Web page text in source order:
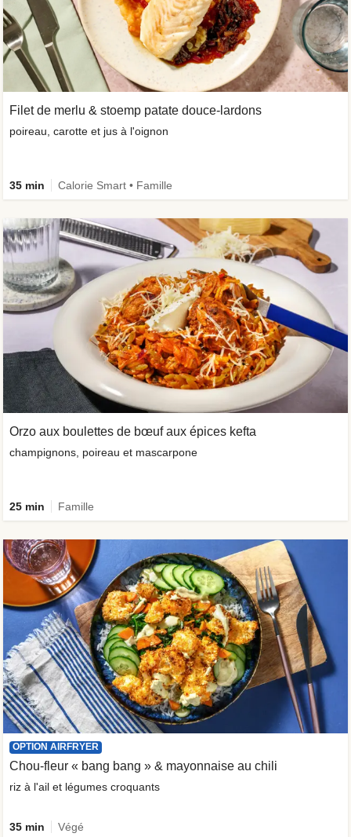
Filet de merlu & stoemp patate douce-lardons
poireau, carotte et jus à l'oignon
35 min Calorie Smart • Famille
Orzo aux boulettes de bœuf aux épices kefta
champignons, poireau et mascarpone
25 min Famille
OPTION AIRFRYER
Chou-fleur « bang bang » & mayonnaise au chili
riz à l'ail et légumes croquants
35 min Végé